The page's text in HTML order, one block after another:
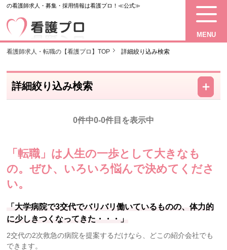
の看護師求人・募集・採用情報は看護プロ！≪公式≫
MENU
看護師求人・転職の【看護プロ】TOP 詳細絞り込み検索
詳細絞り込み検索 －
＋
0件中0-0件目を表示中
「転職」は人生の一歩として大きなも
の。ぜひ、いろいろ悩んで決めてくださ
い。
「大学病院で3交代でバリバリ働いているものの、体力的
に少しきつくなってきた・・・」
2交代の2次救急の病院を提案するだけなら、どこの紹介会社でも
できます。